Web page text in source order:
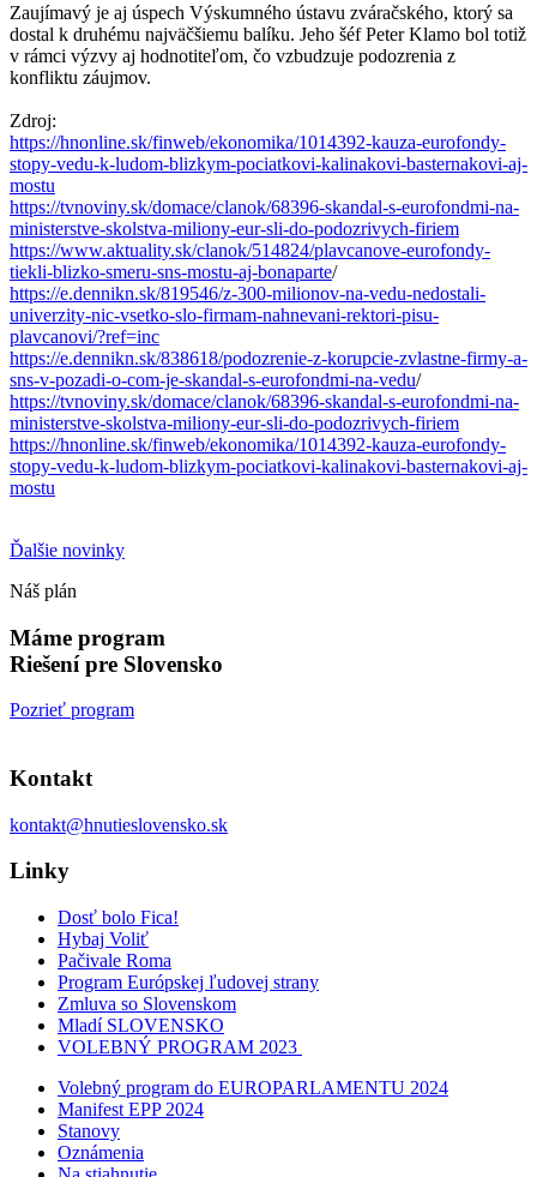
Zaujímavý je aj úspech Výskumného ústavu zváračského, ktorý sa
dostal k druhému najväčšiemu balíku. Jeho šéf Peter Klamo bol totiž
v rámci výzvy aj hodnotiteľom, čo vzbudzuje podozrenia z
konfliktu záujmov.
Zdroj:
https://hnonline.sk/finweb/ekonomika/1014392-kauza-eurofondy-
stopy-vedu-k-ludom-blizkym-pociatkovi-kalinakovi-basternakovi-aj-
mostu
https://tvnoviny.sk/domace/clanok/68396-skandal-s-eurofondmi-na-
ministerstve-skolstva-miliony-eur-sli-do-podozrivych-firiem
https://www.aktuality.sk/clanok/514824/plavcanove-eurofondy-
tiekli-blizko-smeru-sns-mostu-aj-bonaparte/
https://e.dennikn.sk/819546/z-300-milionov-na-vedu-nedostali-
univerzity-nic-vsetko-slo-firmam-nahnevani-rektori-pisu-
plavcanovi/?ref=inc
https://e.dennikn.sk/838618/podozrenie-z-korupcie-zvlastne-firmy-a-
sns-v-pozadi-o-com-je-skandal-s-eurofondmi-na-vedu/
https://tvnoviny.sk/domace/clanok/68396-skandal-s-eurofondmi-na-
ministerstve-skolstva-miliony-eur-sli-do-podozrivych-firiem
https://hnonline.sk/finweb/ekonomika/1014392-kauza-eurofondy-
stopy-vedu-k-ludom-blizkym-pociatkovi-kalinakovi-basternakovi-aj-
mostu
Ďalšie novinky
Náš plán
Máme program
Riešení pre Slovensko
Pozrieť program
Kontakt
kontakt@hnutieslovensko.sk
Linky
Dosť bolo Fica!
Hybaj Voliť
Pačivale Roma
Program Európskej ľudovej strany
Zmluva so Slovenskom
Mladí SLOVENSKO
VOLEBNÝ PROGRAM 2023
Volebný program do EUROPARLAMENTU 2024
Manifest EPP 2024
Stanovy
Oznámenia